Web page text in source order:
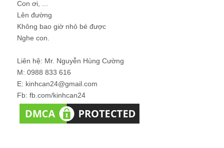
Con ơi, ...
Lên đường
Không bao giờ nhỏ bé được
Nghe con.
Liên hệ: Mr. Nguyễn Hùng Cường
M: 0988 833 616
E: kinhcan24@gmail.com
Fb: fb.com/kinhcan24